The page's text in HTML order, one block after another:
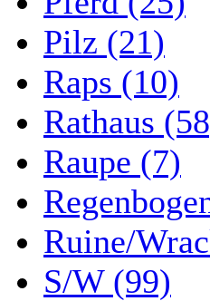
Pilz (21)
Raps (10)
Rathaus
Raupe (7)
Ruine/
S/W (99)